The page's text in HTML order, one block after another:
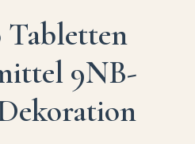
Tabletten
9NB-